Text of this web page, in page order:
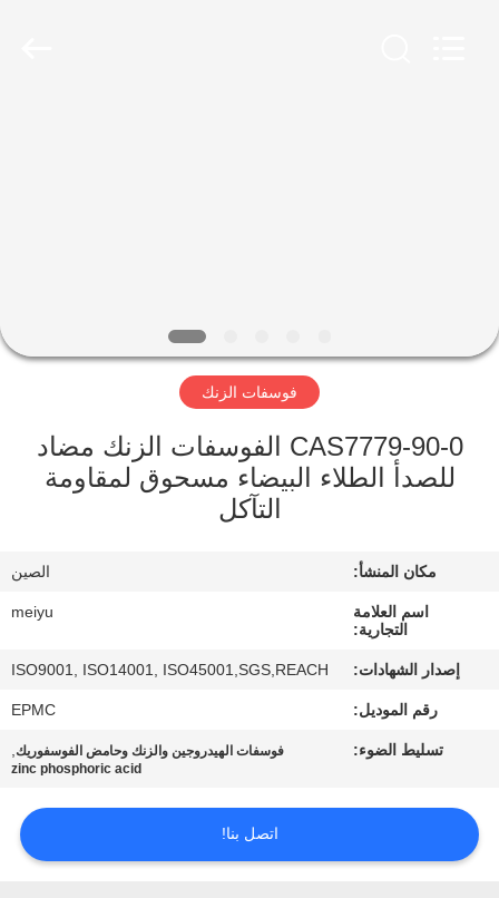
حولنا
في
المصنع
الجودة
اتصل
اطلب
اقتباس
فوسفات الزنك
CAS7779-90-0 الفوسفات الزنك مضاد
للصدأ الطلاء البيضاء مسحوق لمقاومة
التآكل
مكان المنشأ: الصين
اسم العلامة
التجارية:
meiyu
إصدار الشهادات: ISO9001, ISO14001, ISO45001,SGS,REACH
رقم الموديل: EPMC
تسليط الضوء: فوسفات الهيدروجين والزنك وحامض الفوسفوريك,
zinc phosphoric acid
اتصل بنا!